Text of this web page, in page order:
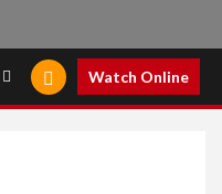
Watch Online